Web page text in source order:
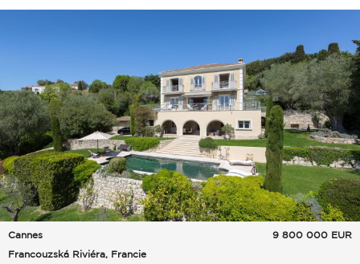
Cannes
Francouzská Riviéra, Francie
9 800 000 EUR